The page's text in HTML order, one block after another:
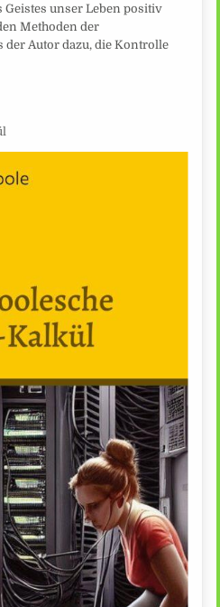
unser Leben positiv
Methoden der
der Autor dazu, die Kontrolle